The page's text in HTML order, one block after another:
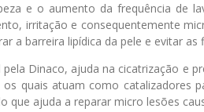
e o aumento da frequência de
irritação e consequentemente
a barreira lipídica da pele e evitar as
Dinaco, ajuda na cicatrização e
quais atuam como catalizadores
que ajuda a reparar micro lesões